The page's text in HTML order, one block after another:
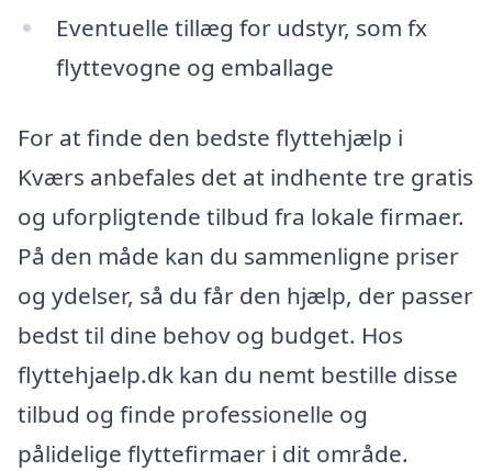
Eventuelle tillæg for udstyr, som fx
flyttevogne og emballage
For at finde den bedste flyttehjælp i
Kværs anbefales det at indhente tre gratis
og uforpligtende tilbud fra lokale firmaer.
På den måde kan du sammenligne priser
og ydelser, så du får den hjælp, der passer
bedst til dine behov og budget. Hos
flyttehjaelp.dk kan du nemt bestille disse
tilbud og finde professionelle og
pålidelige flyttefirmaer i dit område.